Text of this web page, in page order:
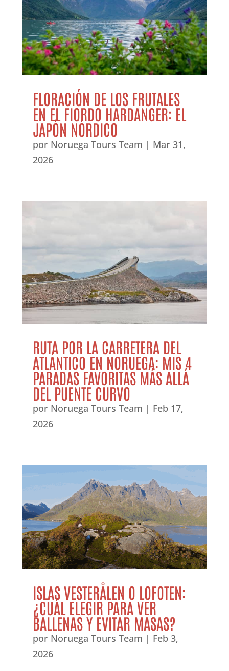
FLORACIÓN DE LOS FRUTALES
EN EL FIORDO HARDANGER: EL
JAPÓN NÓRDICO
por Noruega Tours Team | Mar 31,
2026
RUTA POR LA CARRETERA DEL
ATLÁNTICO EN NORUEGA: MIS 4
PARADAS FAVORITAS MÁS ALLÁ
DEL PUENTE CURVO
por Noruega Tours Team | Feb 17,
2026
ISLAS VESTERÅLEN O LOFOTEN:
¿CUÁL ELEGIR PARA VER
BALLENAS Y EVITAR MASAS?
por Noruega Tours Team | Feb 3,
2026